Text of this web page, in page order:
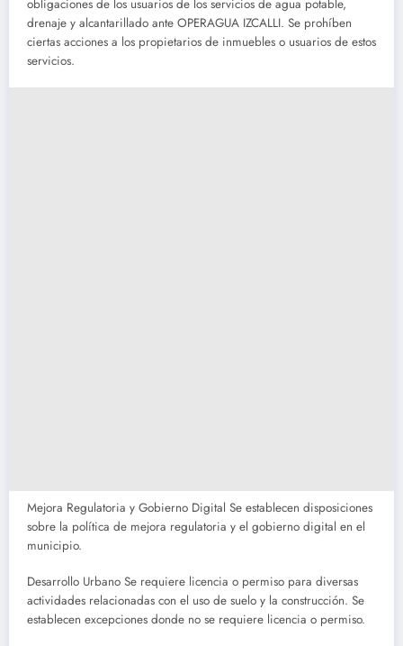
obligaciones de los usuarios de los servicios de agua potable,
drenaje y alcantarillado ante OPERAGUA IZCALLI. Se prohíben
ciertas acciones a los propietarios de inmuebles o usuarios de estos
servicios.
Mejora Regulatoria y Gobierno Digital Se establecen disposiciones
sobre la política de mejora regulatoria y el gobierno digital en el
municipio.
Desarrollo Urbano Se requiere licencia o permiso para diversas
actividades relacionadas con el uso de suelo y la construcción. Se
establecen excepciones donde no se requiere licencia o permiso.